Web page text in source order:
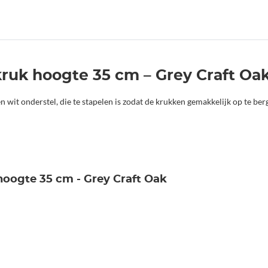
hoogte 35 cm – Grey Craft
onderstel, die te stapelen is zodat de krukken gemakkelijk op te
35 cm - Grey Craft Oak